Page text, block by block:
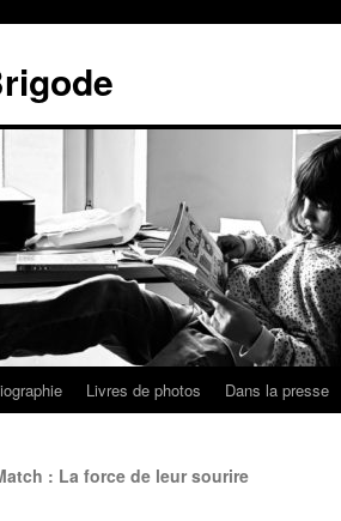
Livres de photos Dans la presse
: La force de leur sourire